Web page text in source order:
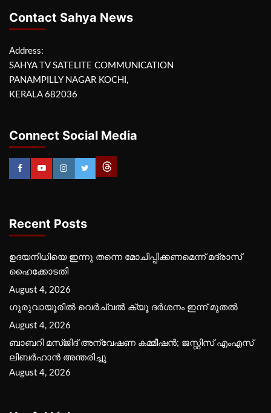
Contact Sahya News
Address:
SAHYA TV SATELITE COMMUNICATION
PANAMPILLY NAGAR KOCHI,
KERALA 682036
Connect Social Media
Recent Posts
ഉദയനിധിയെ ഇന്നു തന്നെ മോചിപ്പിക്കണമെന്ന് മദ്രാസ്
ഹൈക്കോടതി
August 4, 2026
ഗുരുവായൂരില്‍ വെര്‍ച്വല്‍ ക്യൂ ദര്‍ശനം ഇന്ന് മുതല്‍
August 4, 2026
ബാബറി മസ്ജിദ് അന്വേഷണ കമ്മീഷന്‍; ജസ്റ്റിസ് എംഎസ്
ലിബര്‍ഹാന്‍ അന്തരിച്ചു
August 4, 2026